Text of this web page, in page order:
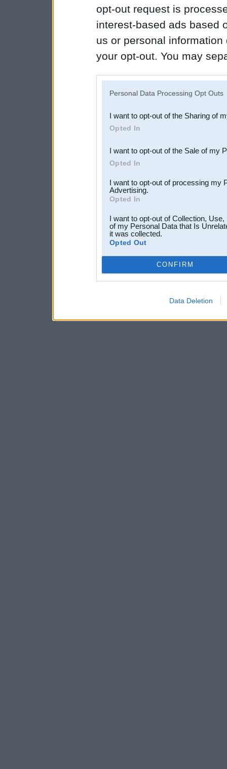
opt-out request is
interest-based ads based
us or personal
your opt-out. You may
Downstream Participants
third parties.
Personal Data Processing Opt Outs
I want to opt-out of the Sharing of
Opted In
I want to opt-out of the Sale of my
Opted In
I want to opt-out of processing my
Advertising.
Opted In
I want to opt-out of Collection,
of my Personal Data that Is
it was collected.
Opted Out
CONFIRM
Data Deletion